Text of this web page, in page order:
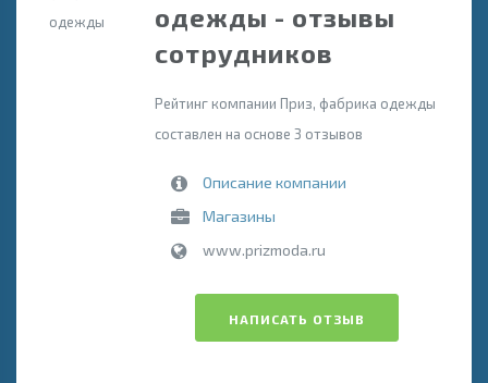
одежды - отзывы
сотрудников
Рейтинг компании Приз, фабрика одежды
составлен на основе 3 отзывов
Описание компании
Магазины
www.prizmoda.ru
НАПИСАТЬ ОТЗЫВ